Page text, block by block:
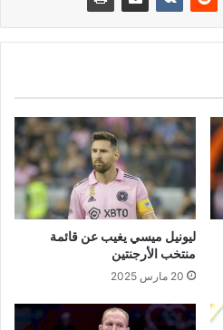
ليونيل ميسي يغيب عن قائمة
منتخب الأرجنتين
20 مارس 2025